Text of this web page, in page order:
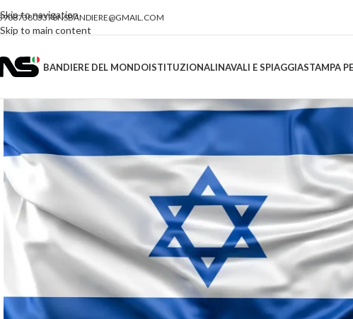
Skip to navigation
Skip to main content
NSBANDIERE@GMAIL.COM
BANDIERE DEL MONDOISTITUZIONALINAVALI E SPIAGGIASTAMPA